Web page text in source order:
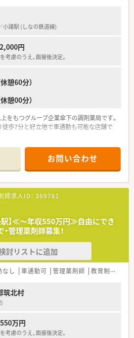
くことでさらなる高年収を目指せます。
ップテストに合格することで、月々の薬剤
会社指示による転居の場合に支給され、単
大45,000円まで補助を受けることが可能で
おり年間休日は115日以上を確保、さらに
り組みを行っているため私生活も潤いま
支給される徹底した労務管理が行われてお
間は月6.6時間と非常に少なめです。
および復帰率はともに100％を誇り、小学
時短勤務制度など子育て支援も万全で
小諸駅 (しなの鉄道線)
円
考慮のうえ、面接後決定。
憩60分）
憩00分）
をもつグループ企業傘下の調剤薬局です。
歩7分と好立地で車通勤も可能な店舗で
い業務が学べます。
器類は最新の物が導入されております。
お問い合わせ
師求人ID： 369781
駅】≪～年収550万円≫自由にでき
管理薬剤師募集！
討リストに追加
なし 車通勤可 管理薬剤師 教育制度あり
筑北村
万円
考慮のうえ、面接後決定。